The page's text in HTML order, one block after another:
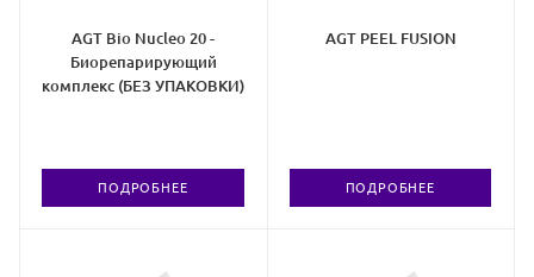
AGT Bio Nucleo 20 -
Биорепарирующий
комплекс (БЕЗ УПАКОВКИ)
ПОДРОБНЕЕ
AGT PEEL FUSION
ПОДРОБНЕЕ